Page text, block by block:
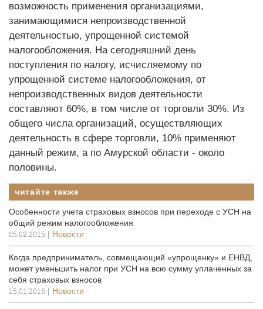
возможность применения организациями,
занимающимися непроизводственной
деятельностью, упрощенной системой
налогообложения. На сегодняшний день
поступления по налогу, исчисляемому по
упрощенной системе налогообложения, от
непроизводственных видов деятельности
составляют 60%, в том числе от торговли 30%. Из
общего числа организаций, осуществляющих
деятельность в сфере торговли, 10% применяют
данный режим, а по Амурской области - около
половины.
читайте также
Особенности учета страховых взносов при переходе с УСН на
общий режим налогообложения
05.02.2015 | Новости
Когда предприниматель, совмещающий «упрощенку» и ЕНВД,
может уменьшить налог при УСН на всю сумму уплаченных за
себя страховых взносов
15.01.2015 | Новости